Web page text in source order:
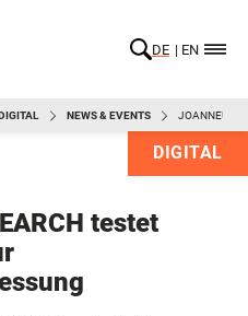
DE EN
NEWS & EVENTS JOANNEUM
DIGITAL
testet